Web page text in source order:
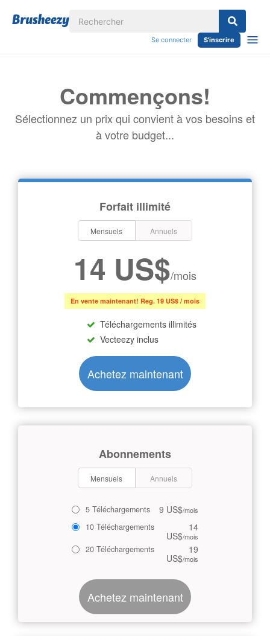
Se connecter S'inscrire
Commençons!
Sélectionnez un prix qui convient à vos besoins et
à votre budget...
Forfait illimité
Mensuels Annuels
14 US$/mois
En vente maintenant! Reg. 19 US$ / mois
Téléchargements illimités
Vecteezy inclus
Achetez maintenant
Abonnements
Mensuels Annuels
5 Téléchargements 9 US$/mois
10 Téléchargements 14
US$/mois
20 Téléchargements 19
US$/mois
Achetez maintenant